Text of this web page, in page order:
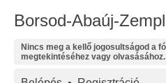
Borsod-Abaúj-
Nincs meg a kellő jogosultságod a
megtekintéséhez vagy olvasásához.